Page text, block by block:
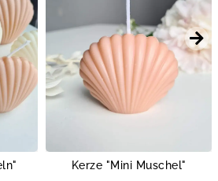
Kerze "Mini Muschel"